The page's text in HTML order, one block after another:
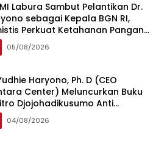
Labura Sambut Pelantikan Dr.
sebagai Kepala BGN RI,
Perkuat Ketahanan Pangan
Nasional
05/08/2026
Haryono, Ph. D (CEO
Center) Meluncurkan Buku
Djojohadikusumo Anti
yang dirangkaikan dengan
Nasional bertema “Urgensi
04/08/2026